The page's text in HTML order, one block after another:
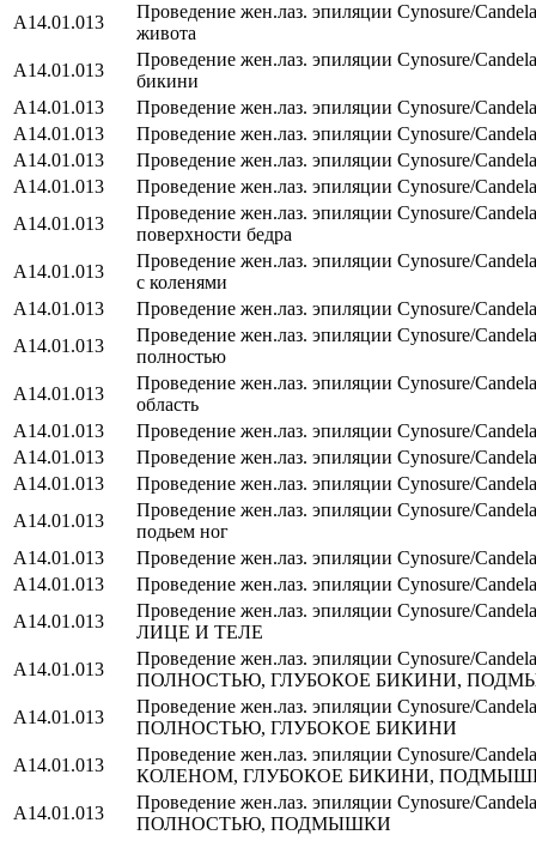
А14.01.013
Проведение жен.лаз. эпиляции Cynosure/
живота
А14.01.013
Проведение жен.лаз. эпиляции Cynosure/
бикини
А14.01.013
Проведение жен.лаз. эпиляции Cynosure/
А14.01.013
Проведение жен.лаз. эпиляции Cynosure/
А14.01.013
Проведение жен.лаз. эпиляции Cynosure/
А14.01.013
Проведение жен.лаз. эпиляции Cynosure/
А14.01.013
Проведение жен.лаз. эпиляции Cynosure/
поверхности бедра
А14.01.013
Проведение жен.лаз. эпиляции Cynosure/
с коленями
А14.01.013
Проведение жен.лаз. эпиляции Cynosure/
А14.01.013
Проведение жен.лаз. эпиляции Cynosure/
полностью
А14.01.013
Проведение жен.лаз. эпиляции Cynosure/
область
А14.01.013
Проведение жен.лаз. эпиляции Cynosure/
А14.01.013
Проведение жен.лаз. эпиляции Cynosure/
А14.01.013
Проведение жен.лаз. эпиляции Cynosure/
А14.01.013
Проведение жен.лаз. эпиляции Cynosure/
подьем ног
А14.01.013
Проведение жен.лаз. эпиляции Cynosure/
А14.01.013
Проведение жен.лаз. эпиляции Cynosure/
А14.01.013
Проведение жен.лаз. эпиляции Cynosure/
ЛИЦЕ И ТЕЛЕ
А14.01.013
Проведение жен.лаз. эпиляции Cynosure/
ПОЛНОСТЬЮ, ГЛУБОКОЕ БИКИНИ,
А14.01.013
Проведение жен.лаз. эпиляции Cynosure/
ПОЛНОСТЬЮ, ГЛУБОКОЕ БИКИНИ
А14.01.013
Проведение жен.лаз. эпиляции Cynosure/
КОЛЕНОМ, ГЛУБОКОЕ БИКИНИ,
А14.01.013
Проведение жен.лаз. эпиляции Cynosure/
ПОЛНОСТЬЮ, ПОДМЫШКИ